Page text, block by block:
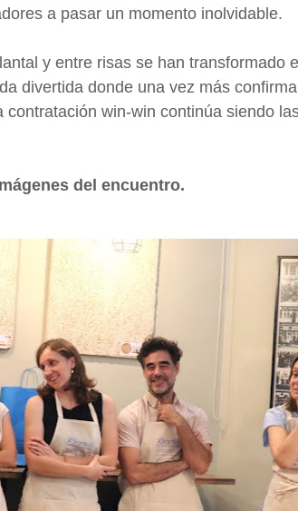
a pasar un momento inolvidable.
y entre risas se han transformado
divertida donde una vez más
contratación win-win continúa siendo
del encuentro.